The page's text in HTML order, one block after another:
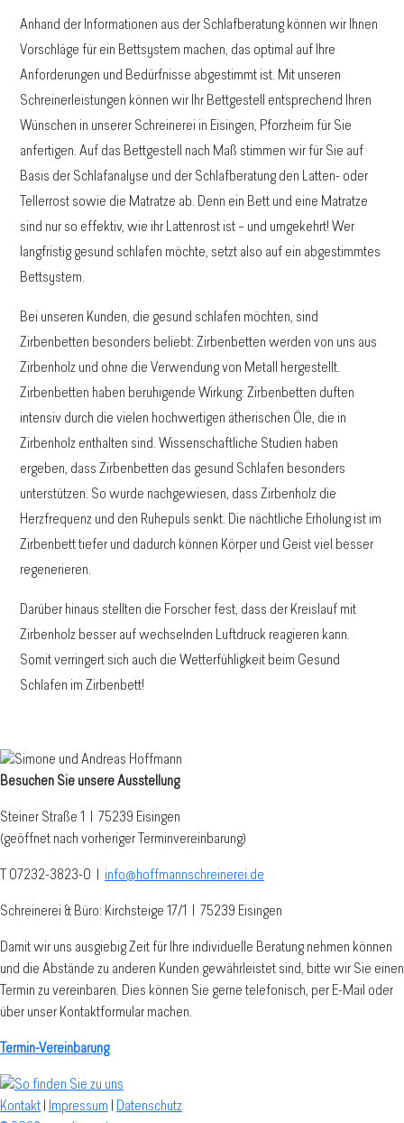
Anhand der Informationen aus der Schlafberatung können wir Ihnen
Vorschläge für ein Bettsystem machen, das optimal auf Ihre
Anforderungen und Bedürfnisse abgestimmt ist. Mit unseren
Schreinerleistungen können wir Ihr Bettgestell entsprechend Ihren
Wünschen in unserer Schreinerei in Eisingen, Pforzheim für Sie
anfertigen. Auf das Bettgestell nach Maß stimmen wir für Sie auf
Basis der Schlafanalyse und der Schlafberatung den Latten- oder
Tellerrost sowie die Matratze ab. Denn ein Bett und eine Matratze
sind nur so effektiv, wie ihr Lattenrost ist – und umgekehrt! Wer
langfristig gesund schlafen möchte, setzt also auf ein abgestimmtes
Bettsystem.
Bei unseren Kunden, die gesund schlafen möchten, sind
Zirbenbetten besonders beliebt: Zirbenbetten werden von uns aus
Zirbenholz und ohne die Verwendung von Metall hergestellt.
Zirbenbetten haben beruhigende Wirkung: Zirbenbetten duften
intensiv durch die vielen hochwertigen ätherischen Öle, die in
Zirbenholz enthalten sind. Wissenschaftliche Studien haben
ergeben, dass Zirbenbetten das gesund Schlafen besonders
unterstützen. So wurde nachgewiesen, dass Zirbenholz die
Herzfrequenz und den Ruhepuls senkt. Die nächtliche Erholung ist im
Zirbenbett tiefer und dadurch können Körper und Geist viel besser
regenerieren.
Darüber hinaus stellten die Forscher fest, dass der Kreislauf mit
Zirbenholz besser auf wechselnden Luftdruck reagieren kann.
Somit verringert sich auch die Wetterfühligkeit beim Gesund
Schlafen im Zirbenbett!
Besuchen Sie unsere Ausstellung
Steiner Straße 1 | 75239 Eisingen
(geöffnet nach vorheriger Terminvereinbarung)
T 07232-3823-0 info@hoffmannschreinerei.de
Schreinerei & Büro: Kirchsteige 17/1 75239 Eisingen
Damit wir uns ausgiebig Zeit für Ihre individuelle Beratung nehmen können
und die Abstände zu anderen Kunden gewährleistet sind, bitte wir Sie einen
Termin zu vereinbaren. Dies können Sie gerne telefonisch, per E-Mail oder
über unser Kontaktformular machen.
Termin-Vereinbarung
Kontakt | Impressum | Datenschutz